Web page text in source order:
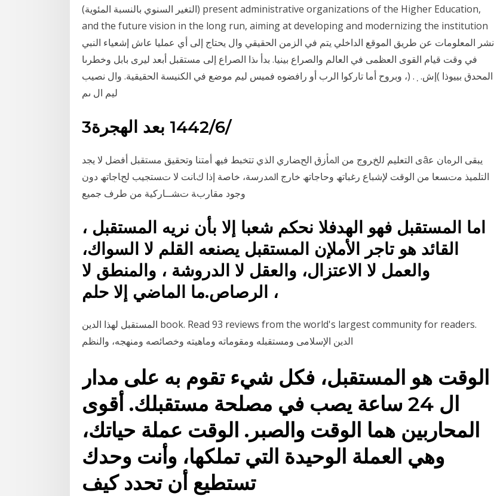
(التغير السنوي بالنسبة المئوية) present administrative organizations of the Higher Education,
and the future vision in the long run, aiming at developing and modernizing the institution
نشر المعلومات عن طريق الموقع الداخلي يتم في الزمن الحقيقي وال يحتاج إلى أي عمليا عاش إشعياء النبي
في وقت قيام القوى العظمى في العالم والصراع بينيا. بدأ ىذا الصراع إلى مستقبل أبعد ليرى بابل وخطرىا
المحدق بييوذا )إش. ٜٖ. (، وبروح أما تاركوا الرب أو رافضوه فميس ليم موضع في الكنيسة الحقيقية. وال نصيب
ليم ال ىم
3‏‏/6‏‏/1442 بعد الهجرة
‫ﻳﺒﻘﻰ اﻟﺮهﺎن ﻋ‪â‬ى اﻟﺘﻌﻠﻴﻢ ﻟلخﺮوج ﻣﻦ اﳌﺄزق الحﻀﺎري اﻟﺬي ﺗﺘﺨﺒﻂ ﻓﻴﮫ أﻣﺘﻨﺎ وﺗﺤﻘﻴﻖ ﻣﺴﺘﻘﺒﻞ‬ ‫أﻓﻀﻞ‬ ﻻ ﻳﺠﺪ
اﻟﺘﻠﻤﻴﺬ ﻣتﺴﻌﺎ ﻣﻦ اﻟﻮﻗﺖ ﻹﺷﺒﺎع رﻏﺒﺎﺗﮫ وﺣﺎﺟﺎﺗﮫ ‫ﺧﺎرج اﳌﺪرﺳﺔ‪ ،‬ﺧﺎﺻﺔ إذا كﺎﻧﺖ ﻻ تﺴﺘﺠﻴﺐ لحﺎﺟﺎﺗﮫ‬ دون
وﺟﻮد ﻣﻘﺎربﺔ تﺸــﺎرﻛﻴﺔ ﻣﻦ ﻃﺮف ﺟﻤﻴﻊ
اما المستقبل فهو الهدفلا نحكم شعبا إلا بأن نريه المستقبل ،
القائد هو تاجر الأملإن المستقبل يصنعه القلم لا السواك،
والعمل لا الاعتزال، والعقل لا الدروشة ، والمنطق لا
الرصاص.ما الماضي إلا حلم ،
المستقبل لهذا الدين book. Read 93 reviews from the world's largest community for readers.
الدين الإسلامى ومستقبله ومقوماته وماهيته وخصائصه ومنهجه، والنظم
الوقت هو المستقبل، فكل شيء تقوم به على مدار
ال 24 ساعة يصب في مصلحة مستقبلك. أقوى
المحاربين هما الوقت والصبر. الوقت عملة حياتك،
وهي العملة الوحيدة التي تملكها، وأنت وحدك
تستطيع أن تحدد كيف